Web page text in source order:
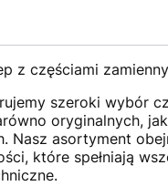
z częściami
szeroki wybór
oryginalnych,
Nasz asortyment
które spełniają